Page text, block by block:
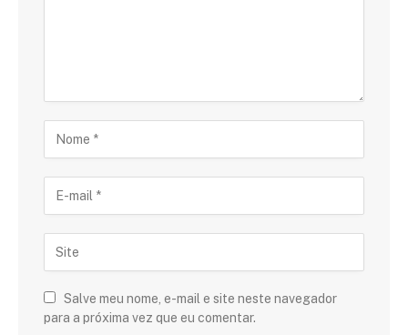
Salve meu nome, e-mail e site neste navegador
para a próxima vez que eu comentar.